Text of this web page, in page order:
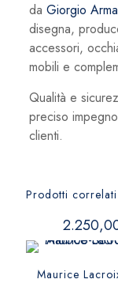
da Giorgio
disegna,
accessori,
mobili e
Qualità e
preciso
clienti.
Prodotti correlati
Maurice